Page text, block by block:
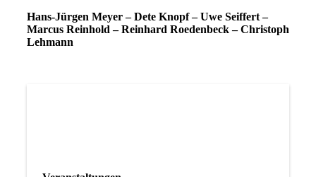
Hans-Jürgen Meyer – Dete Knopf – Uwe Seiffert –
Marcus Reinhold – Reinhard Roedenbeck – Christoph
Lehmann